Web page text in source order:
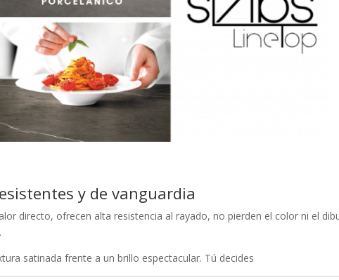
y de vanguardia
directo, ofrecen alta resistencia al rayado, no pierden el color ni el
satinada frente a un brillo espectacular. Tú decides